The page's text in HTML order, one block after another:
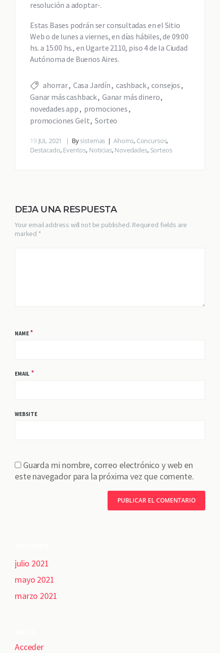
resolución a adoptar-.
Estas Bases podrán ser consultadas en el Sitio
Web o de lunes a viernes, en días hábiles, de 09:00
hs. a 15:00 hs., en Ugarte 2110, piso 4 de la Ciudad
Autónoma de Buenos Aires.
ahorrar Casa Jardín cashback consejos
Ganar más cashback Ganar más dinero
novedades app
promociones
promociones Gelt Sorteo
19 JUL 2021 Bysistemas Ahorro, Concursos,
Destacado,Eventos, Noticias,Novedades, Sorteos
DEJA UNA RESPUESTA
Your email address will not be published. Required fields are
marked *
NAME *
EMAIL *
WEBSITE
Guarda mi nombre, correo electrónico y web en
este navegador para la próxima vez que comente.
julio 2021
mayo 2021
marzo 2021
Acceder